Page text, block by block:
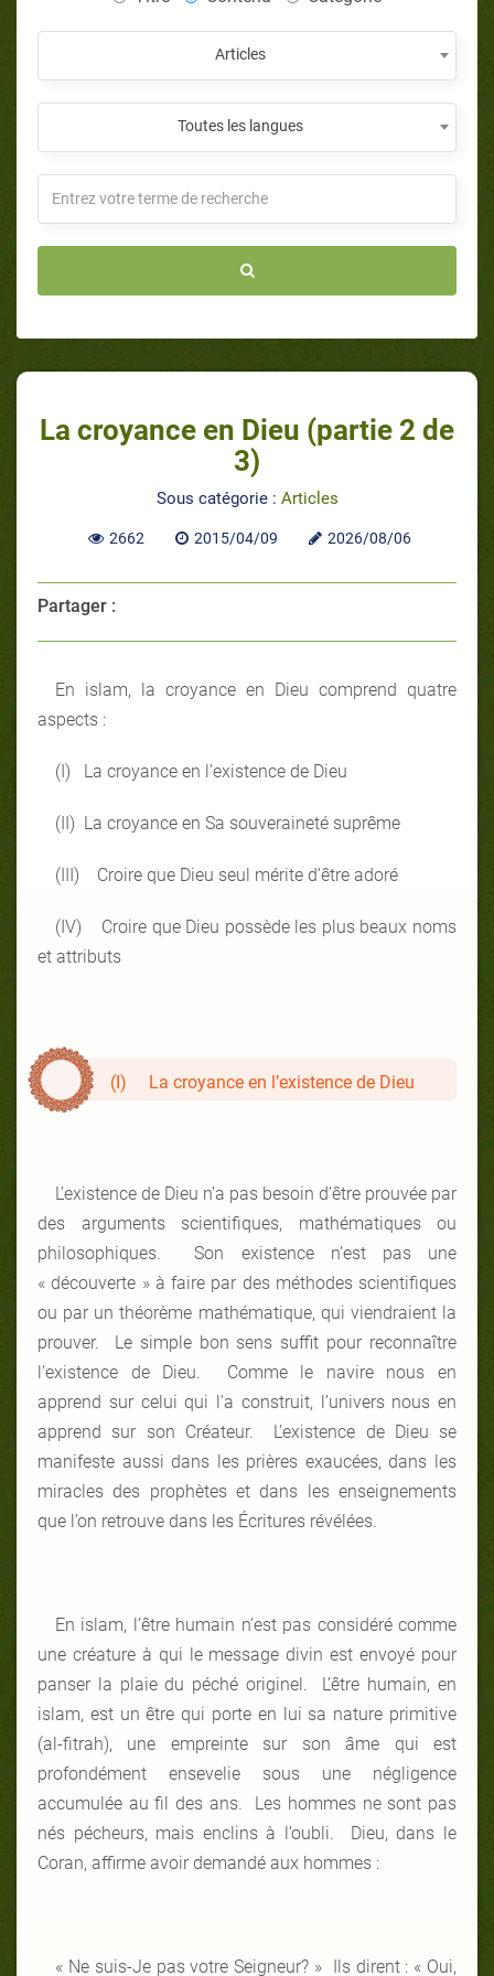
Articles
Toutes les langues
La croyance en Dieu (partie 2 de
3)
Sous catégorie : Articles
2662 2015/04/09 2026/08/06
Partager :
En islam, la croyance en Dieu comprend quatre
aspects :
(I) La croyance en l’existence de Dieu
(II) La croyance en Sa souveraineté suprême
(III) Croire que Dieu seul mérite d’être adoré
(IV) Croire que Dieu possède les plus beaux noms
et attributs
(I) La croyance en l’existence de Dieu
L’existence de Dieu n’a pas besoin d’être prouvée par
des arguments scientifiques, mathématiques ou
philosophiques. Son existence n’est pas une
« découverte » à faire par des méthodes scientifiques
ou par un théorème mathématique, qui viendraient la
prouver. Le simple bon sens suffit pour reconnaître
l’existence de Dieu. Comme le navire nous en
apprend sur celui qui l’a construit, l’univers nous en
apprend sur son Créateur. L’existence de Dieu se
manifeste aussi dans les prières exaucées, dans les
miracles des prophètes et dans les enseignements
que l’on retrouve dans les Écritures révélées.
En islam, l’être humain n’est pas considéré comme
une créature à qui le message divin est envoyé pour
panser la plaie du péché originel. L’être humain, en
islam, est un être qui porte en lui sa nature primitive
(al-fitrah), une empreinte sur son âme qui est
profondément ensevelie sous une négligence
accumulée au fil des ans. Les hommes ne sont pas
nés pécheurs, mais enclins à l’oubli. Dieu, dans le
Coran, affirme avoir demandé aux hommes :
« Ne suis-Je pas votre Seigneur? » Ils dirent : « Oui,